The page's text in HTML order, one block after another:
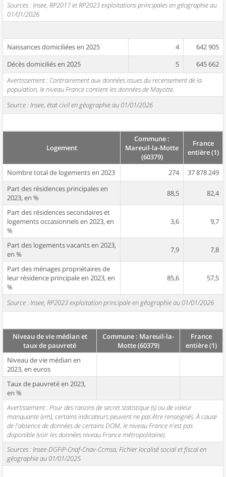
Sources : Insee, RP2017 et RP2023 exploitations principales en géographie au
01/01/2026
Naissances domiciliées en 2025 4
642 905
Décès domiciliés en 2025
5
645 662
Avertissement : Contrairement aux données issues du recensement de la
population, le niveau France contient les données de Mayotte.
Source : Insee, état civil en géographie au 01/01/2026
Logement
Commune :
Mareuil-la-Motte
(60379)
France
entière (1)
Nombre total de logements en 2023 274
37 878 249
Part des résidences principales en
2023, en %
88,5 82,4
Part des résidences secondaires et
logements occasionnels en 2023, en
%
3,6 9,7
Part des logements vacants en 2023,
en %
7,9 7,8
Part des ménages propriétaires de
leur résidence principale en 2023, en
%
85,6 57,5
Source : Insee, RP2023 exploitation principale en géographie au 01/01/2026
Niveau de vie médian et
taux de pauvreté
Commune : Mareuil-la-
Motte (60379)
France
entière (1)
Niveau de vie médian en
2023, en euros
Taux de pauvreté en 2023,
en %
Avertissement : Pour des raisons de secret statistique (s) ou de valeur
manquante (vm), certains indicateurs peuvent ne pas être renseignés. À cause
de l'absence de données de certains DOM, le niveau France n'est pas
disponible (voir les données niveau France métropolitaine).
Sources : Insee-DGFiP-Cnaf-Cnav-Ccmsa, Fichier localisé social et fiscal en
géographie au 01/01/2025